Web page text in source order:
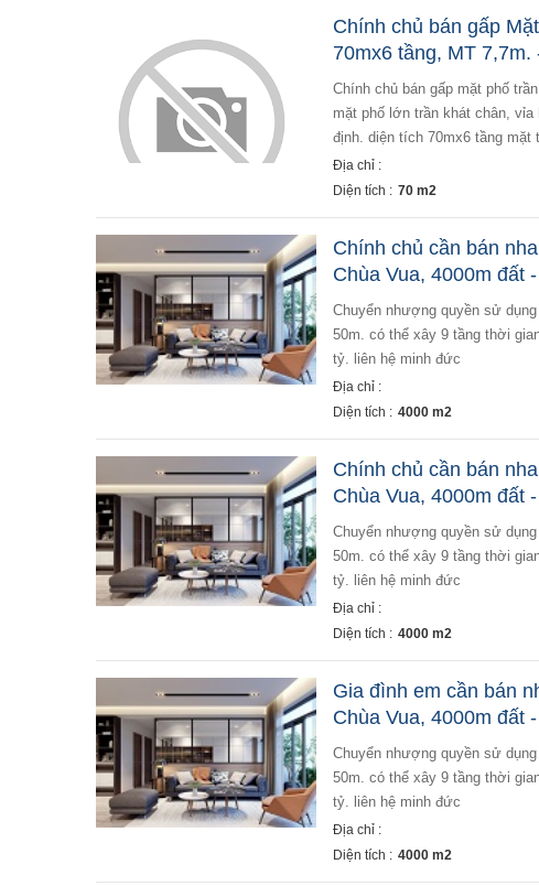
Chính chủ bán gấp
70mx6 tầng, MT 7,7m.
chính chủ bán gấp mặt phố trần khát chân giá 25.5 tỷ, 70mx6 tầng, mt 7,7m. vị trí ngôi nhà tuyệt đẹp ngay
mặt phố lớn trần khát chân,
định. diện tích 70mx6 tầng mặt
Địa chỉ :
Diện tích : 70 m2
Chính chủ cần bán
Chùa Vua, 4000m đất
chuyển nhượng quyền sử dụng 4000m đất phố chùa vua diện tích đất 4000m, cách đường trần khát chân
50m. có thể xây 9 tầng thời
tỷ. liên hệ minh đức
Địa chỉ :
Diện tích : 4000 m2
Chính chủ cần bán
Chùa Vua, 4000m đất
chuyển nhượng quyền sử dụng 4000m đất phố chùa vua diện tích đất 4000m, cách đường trần khát chân
50m. có thể xây 9 tầng thời
tỷ. liên hệ minh đức
Địa chỉ :
Diện tích : 4000 m2
Gia đình em cần bán
Chùa Vua, 4000m đất
chuyển nhượng quyền sử dụng 4000m đất phố chùa vua diện tích đất 4000m, cách đường trần khát chân
50m. có thể xây 9 tầng thời
tỷ. liên hệ minh đức
Địa chỉ :
Diện tích : 4000 m2